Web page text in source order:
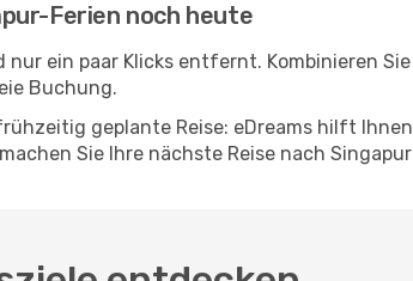
Ferien noch heute
nur ein paar Klicks entfernt. Kombinieren
Buchung.
geplante Reise: eDreams hilft
Sie Ihre nächste Reise nach